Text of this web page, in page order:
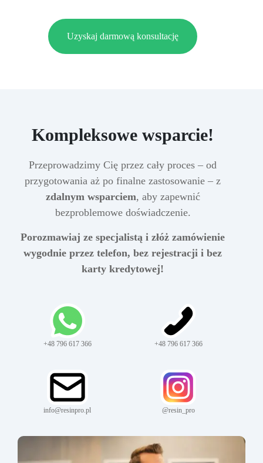
Uzyskaj darmową konsultację
Kompleksowe wsparcie!
Przeprowadzimy Cię przez cały proces – od
przygotowania aż po finalne zastosowanie – z
zdalnym wsparciem, aby zapewnić
bezproblemowe doświadczenie.
Porozmawiaj ze specjalistą i złóż zamówienie
wygodnie przez telefon, bez rejestracji i bez
karty kredytowej!
+48 796 617 366 +48 796 617 366
info@resinpro.pl @resin_pro